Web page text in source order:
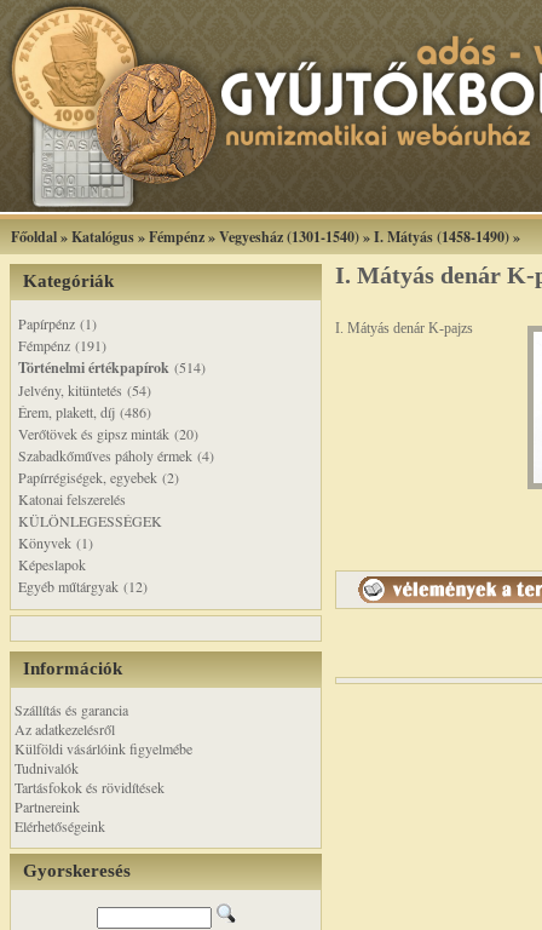
Főoldal»Katalógus»Fémpénz»Vegyesház (1301-1540)»I. Mátyás (1458-1490)»
Kategóriák
Papírpénz (1)
Fémpénz (191)
Történelmi értékpapírok (514)
Jelvény, kitüntetés (54)
Érem, plakett, díj (486)
Verőtövek és gipsz minták (20)
Szabadkőműves páholy érmek (4)
Papírrégiségek, egyebek (2)
Katonai felszerelés
KÜLÖNLEGESSÉGEK
Könyvek (1)
Képeslapok
Egyéb műtárgyak (12)
Információk
Szállítás és garancia
Az adatkezelésről
Külföldi vásárlóink figyelmébe
Tudnivalók
Tartásfokok és rövidítések
Partnereink
Elérhetőségeink
Gyorskeresés
I. Mátyás denár K-
I. Mátyás denár K-pajzs